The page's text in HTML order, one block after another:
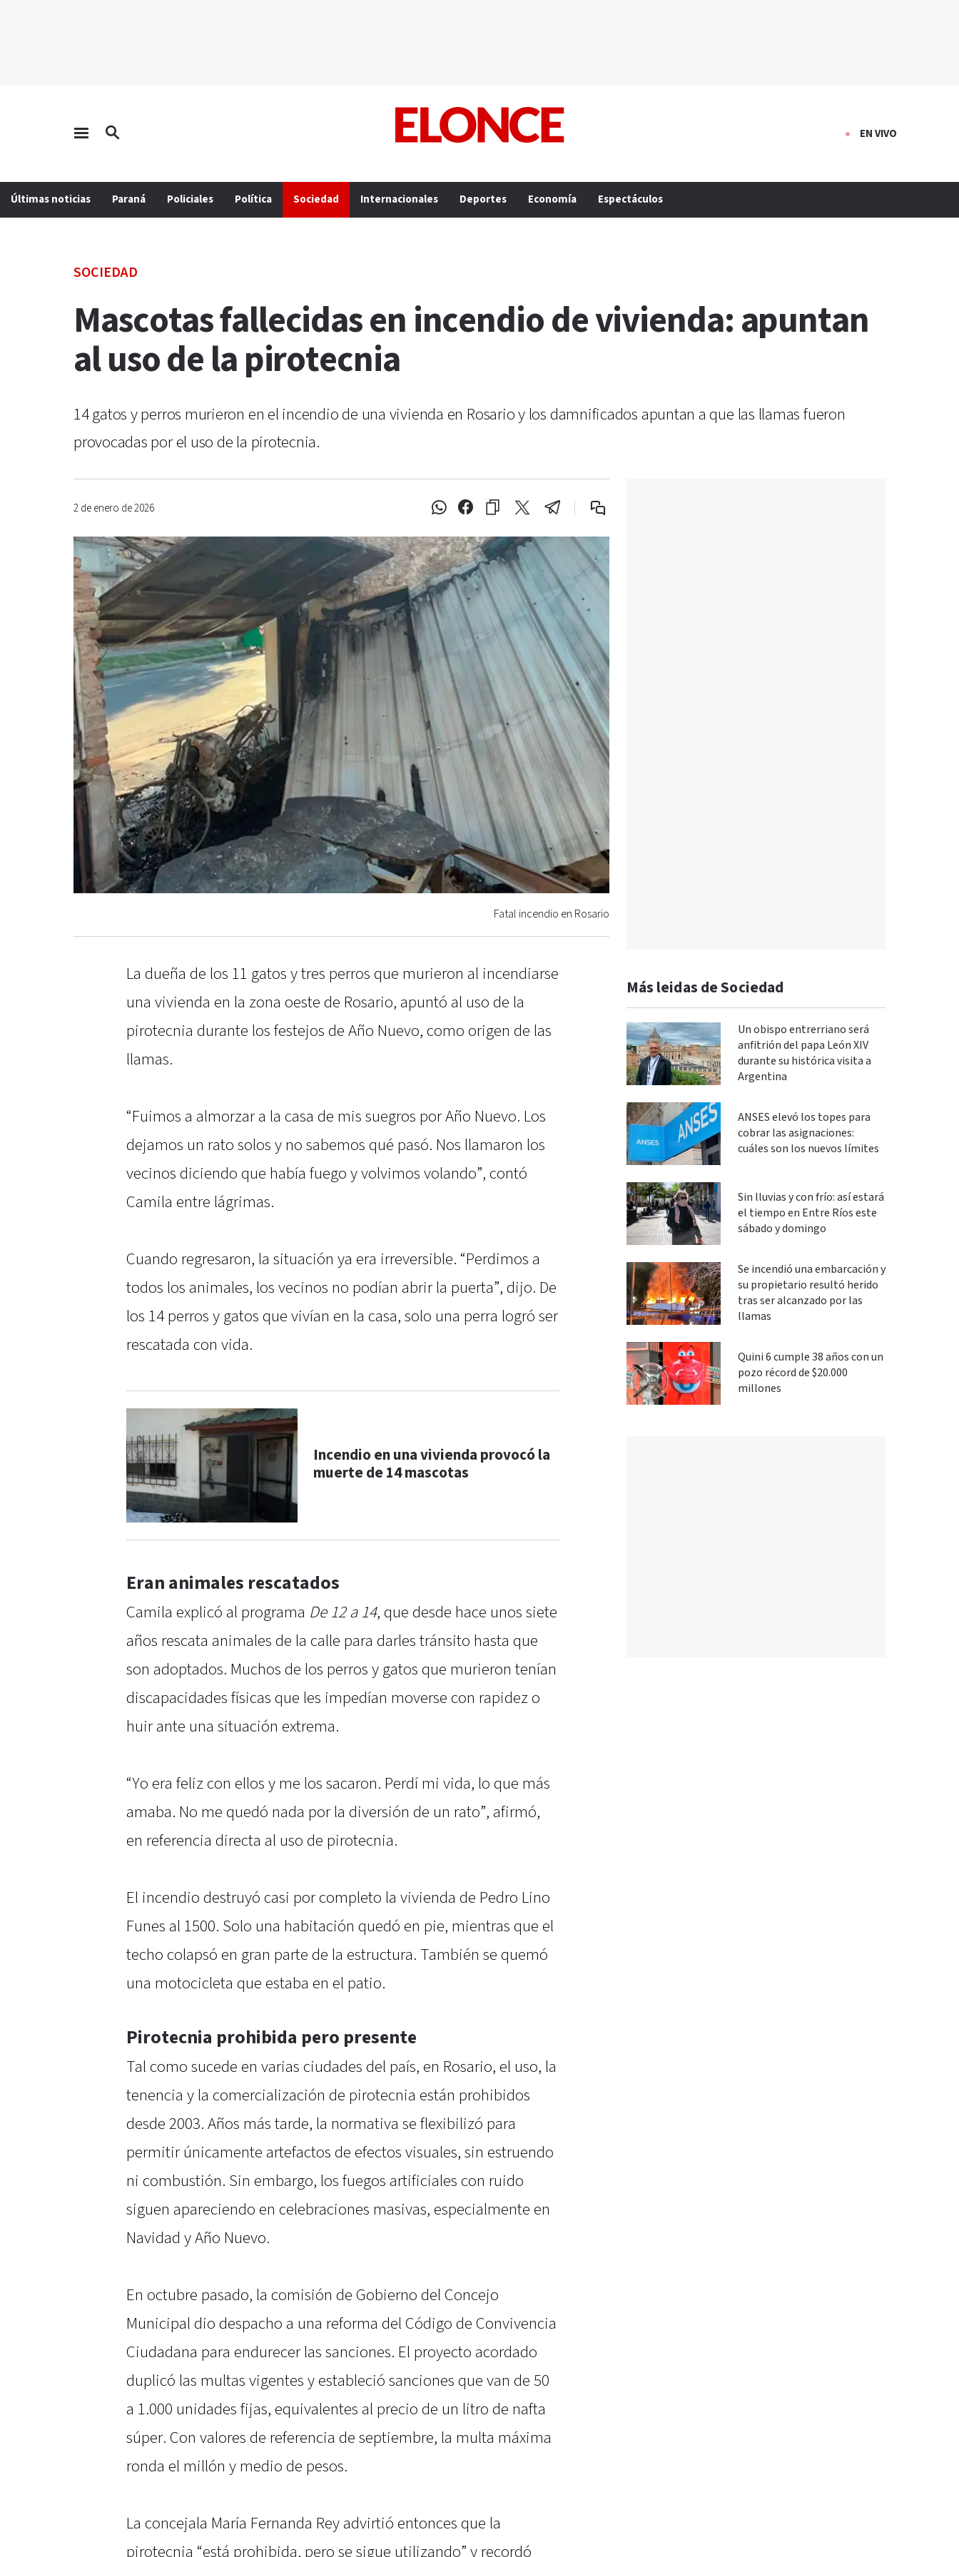
EN VIVO
Últimas noticias Paraná Policiales Política Sociedad Internacionales Deportes Economía Espectáculos
SOCIEDAD
Mascotas fallecidas en incendio de vivienda: apuntan
al uso de la pirotecnia
14 gatos y perros murieron en el incendio de una vivienda en Rosario y los damnificados apuntan a que las llamas fueron
provocadas por el uso de la pirotecnia.
2 de enero de 2026
Fatal incendio en Rosario
La dueña de los 11 gatos y tres perros que murieron al incendiarse
una vivienda en la zona oeste de Rosario, apuntó al uso de la
pirotecnia durante los festejos de Año Nuevo, como origen de las
llamas.
“Fuimos a almorzar a la casa de mis suegros por Año Nuevo. Los
dejamos un rato solos y no sabemos qué pasó. Nos llamaron los
vecinos diciendo que había fuego y volvimos volando”, contó
Camila entre lágrimas.
Cuando regresaron, la situación ya era irreversible. “Perdimos a
todos los animales, los vecinos no podían abrir la puerta”, dijo. De
los 14 perros y gatos que vivían en la casa, solo una perra logró ser
rescatada con vida.
Incendio en una vivienda provocó la
muerte de 14 mascotas
Eran animales rescatados
Camila explicó al programa De 12 a 14, que desde hace unos siete
años rescata animales de la calle para darles tránsito hasta que
son adoptados. Muchos de los perros y gatos que murieron tenían
discapacidades físicas que les impedían moverse con rapidez o
huir ante una situación extrema.
“Yo era feliz con ellos y me los sacaron. Perdí mi vida, lo que más
amaba. No me quedó nada por la diversión de un rato”, afirmó,
en referencia directa al uso de pirotecnia.
El incendio destruyó casi por completo la vivienda de Pedro Lino
Funes al 1500. Solo una habitación quedó en pie, mientras que el
techo colapsó en gran parte de la estructura. También se quemó
una motocicleta que estaba en el patio.
Pirotecnia prohibida pero presente
Tal como sucede en varias ciudades del país, en Rosario, el uso, la
tenencia y la comercialización de pirotecnia están prohibidos
desde 2003. Años más tarde, la normativa se flexibilizó para
permitir únicamente artefactos de efectos visuales, sin estruendo
ni combustión. Sin embargo, los fuegos artificiales con ruido
siguen apareciendo en celebraciones masivas, especialmente en
Navidad y Año Nuevo.
En octubre pasado, la comisión de Gobierno del Concejo
Municipal dio despacho a una reforma del Código de Convivencia
Ciudadana para endurecer las sanciones. El proyecto acordado
duplicó las multas vigentes y estableció sanciones que van de 50
a 1.000 unidades fijas, equivalentes al precio de un litro de nafta
súper. Con valores de referencia de septiembre, la multa máxima
ronda el millón y medio de pesos.
La concejala María Fernanda Rey advirtió entonces que la
pirotecnia “está prohibida, pero se sigue utilizando” y recordó
Más leidas de Sociedad
Un obispo entrerriano será
anfitrión del papa León XIV
durante su histórica visita a
Argentina
ANSES elevó los topes para
cobrar las asignaciones:
cuáles son los nuevos límites
Sin lluvias y con frío: así estará
el tiempo en Entre Ríos este
sábado y domingo
Se incendió una embarcación y
su propietario resultó herido
tras ser alcanzado por las
llamas
Quini 6 cumple 38 años con un
pozo récord de $20.000
millones